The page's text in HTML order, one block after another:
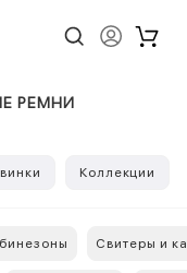
РЕМНИ
Коллекции
Свитеры и